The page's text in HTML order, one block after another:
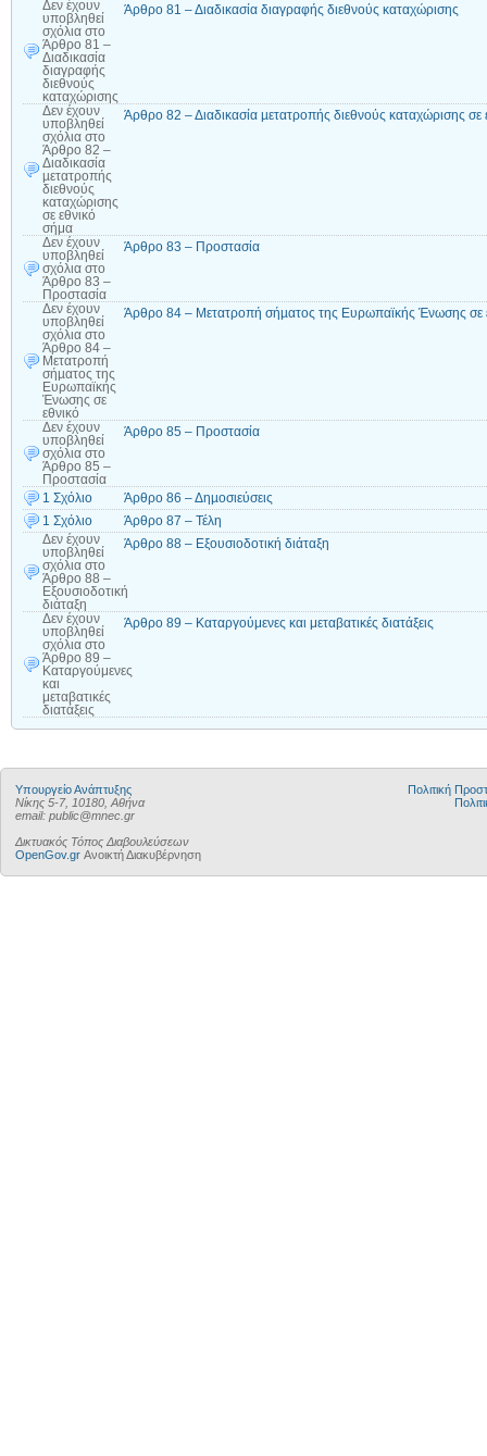
Δεν έχουν
υποβληθεί
σχόλια στο
Άρθρο 81 –
Διαδικασία
διαγραφής
διεθνούς
καταχώρισης
Άρθρο 81 – Διαδικασία διαγραφής διεθνούς καταχώρισης
Δεν έχουν
υποβληθεί
σχόλια στο
Άρθρο 82 –
Διαδικασία
µετατροπής
διεθνούς
καταχώρισης
σε εθνικό
σήμα
Άρθρο 82 – Διαδικασία µετατροπής διεθνούς καταχώρισης σε
Δεν έχουν
υποβληθεί
σχόλια στο
Άρθρο 83 –
Προστασία
Άρθρο 83 – Προστασία
Δεν έχουν
υποβληθεί
σχόλια στο
Άρθρο 84 –
Μετατροπή
σήµατος της
Ευρωπαϊκής
Ένωσης σε
εθνικό
Άρθρο 84 – Μετατροπή σήµατος της Ευρωπαϊκής Ένωσης σε
Δεν έχουν
υποβληθεί
σχόλια στο
Άρθρο 85 –
Προστασία
Άρθρο 85 – Προστασία
1 Σχόλιο
Άρθρο 86 – Δηµοσιεύσεις
1 Σχόλιο
Άρθρο 87 – Τέλη
Δεν έχουν
υποβληθεί
σχόλια στο
Άρθρο 88 –
Εξουσιοδοτική
διάταξη
Άρθρο 88 – Εξουσιοδοτική διάταξη
Δεν έχουν
υποβληθεί
σχόλια στο
Άρθρο 89 –
Καταργούμενες
και
μεταβατικές
διατάξεις
Άρθρο 89 – Καταργούμενες και μεταβατικές διατάξεις
Υπουργείο Ανάπτυξης
Νίκης 5-7, 10180, Αθήνα
email: public@mnec.gr
Δικτυακός Τόπος Διαβουλεύσεων
OpenGov.gr Ανοικτή Διακυβέρνηση
Πολιτική